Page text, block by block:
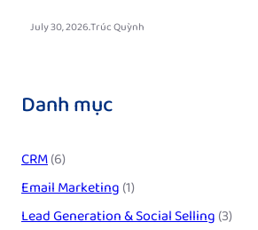
July 30, 2026.Trúc Quỳnh
Danh mục
CRM(6)
Email Marketing(1)
Lead Generation & Social Selling(3)